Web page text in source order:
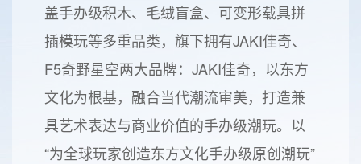
盖手办级积木、毛绒盲盒、可变形载具拼
插模玩等多重品类，旗下拥有JAKI佳奇、
F5奇野星空两大品牌：JAKI佳奇，以东方
文化为根基，融合当代潮流审美，打造兼
具艺术表达与商业价值的手办级潮玩。以
“为全球玩家创造东方文化手办级原创潮玩”